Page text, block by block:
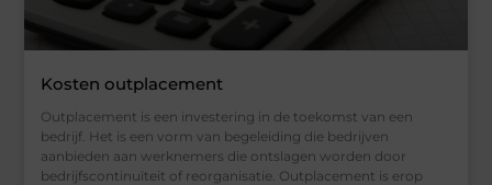
Kosten outplacement
Outplacement is een investering in de toekomst van een
bedrijf. Het is een vorm van begeleiding die bedrijven
aanbieden aan werknemers die ontslagen worden door
bedrijfscontinuïteit of reorganisatie. Outplacement is erop